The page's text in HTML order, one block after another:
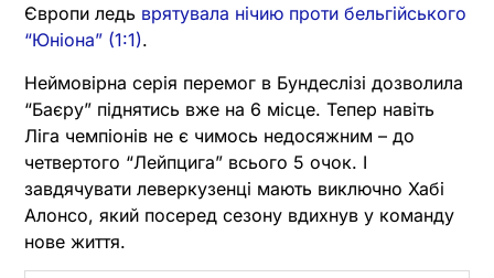
Європи ледь врятувала нічию проти бельгійського
“Юніона” (1:1).
Неймовірна серія перемог в Бундеслізі дозволила
“Баєру” піднятись вже на 6 місце. Тепер навіть
Ліга чемпіонів не є чимось недосяжним – до
четвертого “Лейпцига” всього 5 очок. І
завдячувати леверкузенці мають виключно Хабі
Алонсо, який посеред сезону вдихнув у команду
нове життя.